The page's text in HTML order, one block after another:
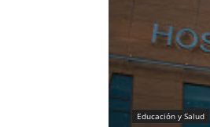
Educación y Salud